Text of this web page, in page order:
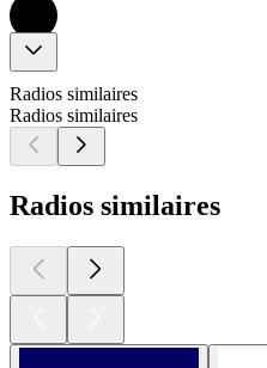
Radios similaires
Radios similaires
Radios similaires